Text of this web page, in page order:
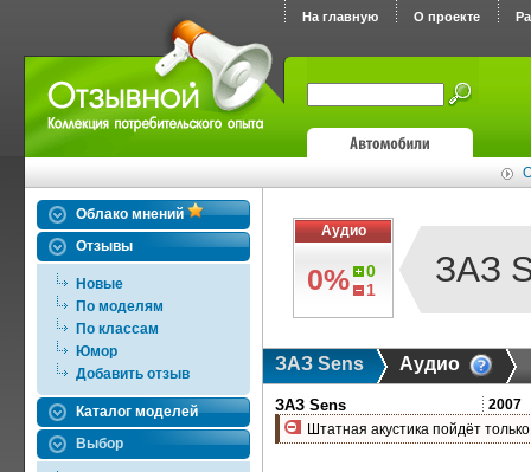
На главную О проекте
Облако мнений
Отзывы
Новые
По моделям
По классам
Юмор
Добавить отзыв
Каталог моделей
Выбор
Аудио
0%
0
1
ЗАЗ
ЗАЗ Sens Аудио
ЗАЗ Sens
2007
Штатная акустика пойдёт